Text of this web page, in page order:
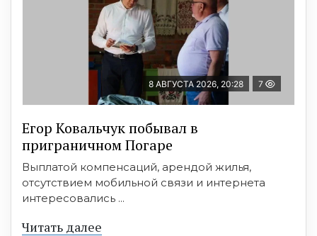
8 АВГУСТА 2026, 20:28 7
Егор Ковальчук побывал в
приграничном Погаре
Выплатой компенсаций, арендой жилья,
отсутствием мобильной связи и интернета
интересовались ...
Читать далее